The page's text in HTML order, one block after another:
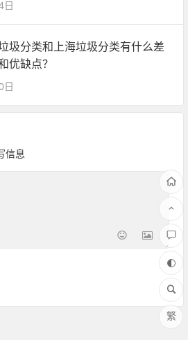
日
圾分类和上海垃圾分类有什么差
优缺点？
日
信息
繁